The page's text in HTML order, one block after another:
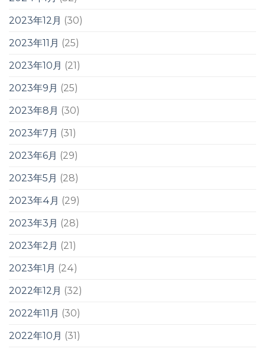
2023年12月 (30)
2023年11月 (25)
2023年10月 (21)
2023年9月 (25)
2023年8月 (30)
2023年7月 (31)
2023年6月 (29)
2023年5月 (28)
2023年4月 (29)
2023年3月 (28)
2023年2月 (21)
2023年1月 (24)
2022年12月 (32)
2022年11月 (30)
2022年10月 (31)